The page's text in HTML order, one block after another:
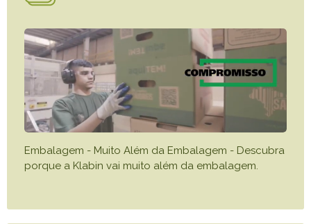
Embalagem - Muito Além da Embalagem - Descubra
porque a Klabin vai muito além da embalagem.